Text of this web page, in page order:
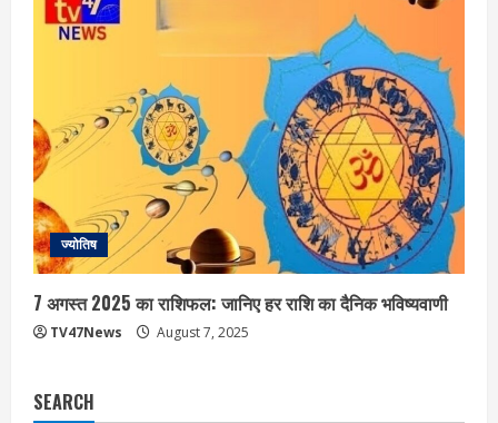
ज्योतिष
7 अगस्त 2025 का राशिफल: जानिए हर राशि का दैनिक भविष्यवाणी
TV47News August 7, 2025
SEARCH